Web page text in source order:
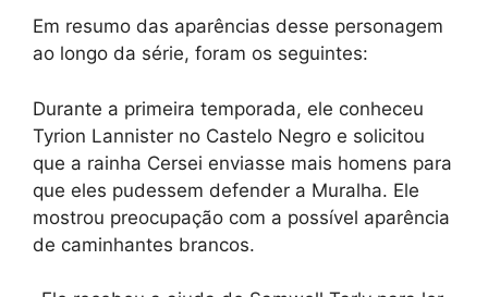
Em resumo das aparências desse personagem
ao longo da série, foram os seguintes:
Durante a primeira temporada, ele conheceu
Tyrion Lannister no Castelo Negro e solicitou
que a rainha Cersei enviasse mais homens para
que eles pudessem defender a Muralha. Ele
mostrou preocupação com a possível aparência
de caminhantes brancos.